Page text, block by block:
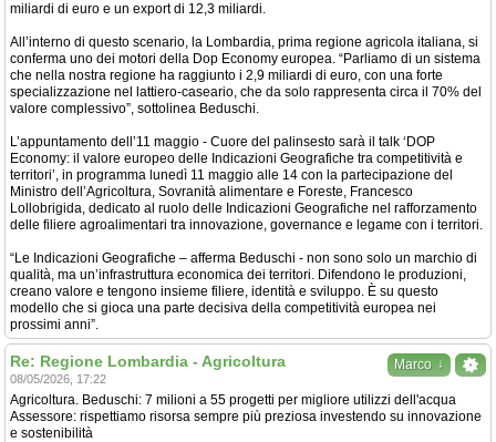
miliardi di euro e un export di 12,3 miliardi.
All’interno di questo scenario, la Lombardia, prima regione agricola italiana, si
conferma uno dei motori della Dop Economy europea. “Parliamo di un sistema
che nella nostra regione ha raggiunto i 2,9 miliardi di euro, con una forte
specializzazione nel lattiero-caseario, che da solo rappresenta circa il 70% del
valore complessivo”, sottolinea Beduschi.
L’appuntamento dell’11 maggio - Cuore del palinsesto sarà il talk ‘DOP
Economy: il valore europeo delle Indicazioni Geografiche tra competitività e
territori’, in programma lunedì 11 maggio alle 14 con la partecipazione del
Ministro dell’Agricoltura, Sovranità alimentare e Foreste, Francesco
Lollobrigida, dedicato al ruolo delle Indicazioni Geografiche nel rafforzamento
delle filiere agroalimentari tra innovazione, governance e legame con i territori.
“Le Indicazioni Geografiche – afferma Beduschi - non sono solo un marchio di
qualità, ma un’infrastruttura economica dei territori. Difendono le produzioni,
creano valore e tengono insieme filiere, identità e sviluppo. È su questo
modello che si gioca una parte decisiva della competitività europea nei
prossimi anni”.
Marco ↓
Re: Regione Lombardia - Agricoltura
08/05/2026, 17:22
Agricoltura. Beduschi: 7 milioni a 55 progetti per migliore utilizzi dell'acqua
Assessore: rispettiamo risorsa sempre più preziosa investendo su innovazione
e sostenibilità